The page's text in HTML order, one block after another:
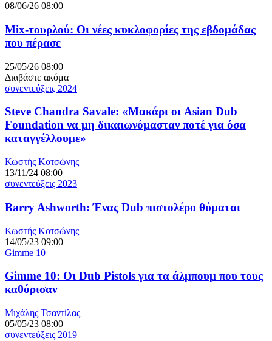
08/06/26 08:00
Mix-τουρλού: Οι νέες κυκλοφορίες της εβδομάδας
που πέρασε
25/05/26 08:00
Διαβάστε ακόμα
συνεντεύξεις 2024
Steve Chandra Savale: «Μακάρι οι Asian Dub
Foundation να μη δικαιωνόμασταν ποτέ για όσα
καταγγέλλουμε»
Κωστής Κοτσώνης
13/11/24 08:00
συνεντεύξεις 2023
Barry Ashworth: Ένας Dub πιστολέρο θύμαται
Κωστής Κοτσώνης
14/05/23 09:00
Gimme 10
Gimme 10: Οι Dub Pistols για τα άλμπουμ που τους
καθόρισαν
Μιχάλης Τσαντίλας
05/05/23 08:00
συνεντεύξεις 2019